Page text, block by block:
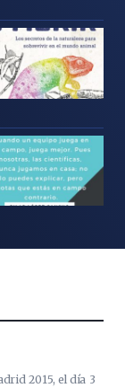
2015, el día 3